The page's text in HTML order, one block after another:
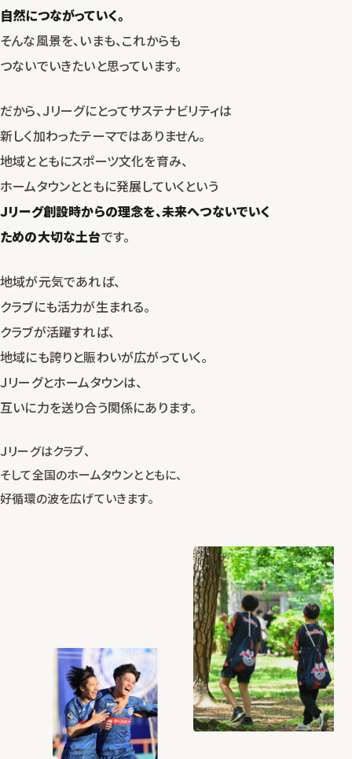
自然につながっていく。
そんな風景を、いまも、これからも
つないでいきたいと思っています。
だから、Ｊリーグにとってサステナビリティは
新しく加わったテーマではありません。
地域とともにスポーツ文化を育み、
ホームタウンとともに発展していくという
Ｊリーグ創設時からの理念を、未来へつないでいく
ための大切な土台です。
地域が元気であれば、
クラブにも活力が生まれる。
クラブが活躍すれば、
地域にも誇りと賑わいが広がっていく。
Ｊリーグとホームタウンは、
互いに力を送り合う関係にあります。
Ｊリーグはクラブ、
そして全国のホームタウンとともに、
好循環の波を広げていきます。